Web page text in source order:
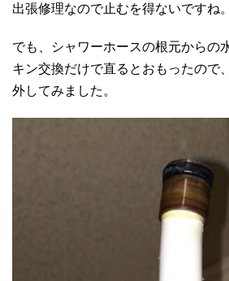
出張修理なので止むを得ないですね。
でも、シャワーホースの根元からの
キン交換だけで直るとおもったので
外してみました。